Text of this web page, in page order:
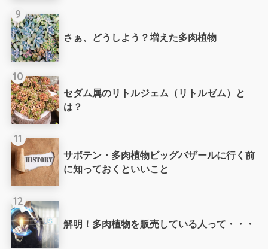
9
さぁ、どうしよう？増えた多肉植物
10
セダム属のリトルジェム（リトルゼム）と
は？
11
サボテン・多肉植物ビッグバザールに行く前
に知っておくといいこと
12
解明！多肉植物を販売している人って・・・